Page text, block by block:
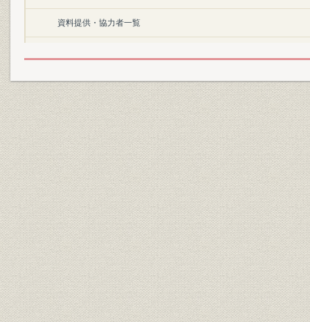
資料提供・協力者一覧
編纂を終えて
昭和28年の丸の内[『丸之内総覧』丸之内興信所、昭和28年より]
平成4年の丸の内[地図使用承認(c)昭文社 昭著第930205号]
昭和26年6月当社発行の「丸ノ内略図」
昭和34年3月当社発行の「丸ノ内略図」
昭和49年9月当社発行の「丸の内略図」
天神MMビルヂング(IMS)
泉パークタウン
東京証券取引所